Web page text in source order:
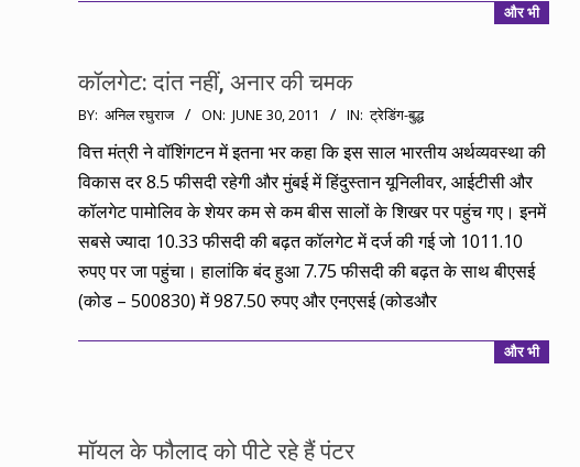
और भी
कॉलगेट: दांत नहीं, अनार की चमक
2011-
06-
30
BY: अनिल रघुराज ON: JUNE 30, 2011 IN: ट्रेडिंग-बुद्ध
वित्त मंत्री ने वॉशिंगटन में इतना भर कहा कि इस साल भारतीय अर्थव्यवस्था की
विकास दर 8.5 फीसदी रहेगी और मुंबई में हिंदुस्तान यूनिलीवर, आईटीसी और
कॉलगेट पामोलिव के शेयर कम से कम बीस सालों के शिखर पर पहुंच गए। इनमें
सबसे ज्यादा 10.33 फीसदी की बढ़त कॉलगेट में दर्ज की गई जो 1011.10
रुपए पर जा पहुंचा। हालांकि बंद हुआ 7.75 फीसदी की बढ़त के साथ बीएसई
(कोड – 500830) में 987.50 रुपए और एनएसई (कोडऔर
और भी
मॉयल के फौलाद को पीटे रहे हैं पंटर